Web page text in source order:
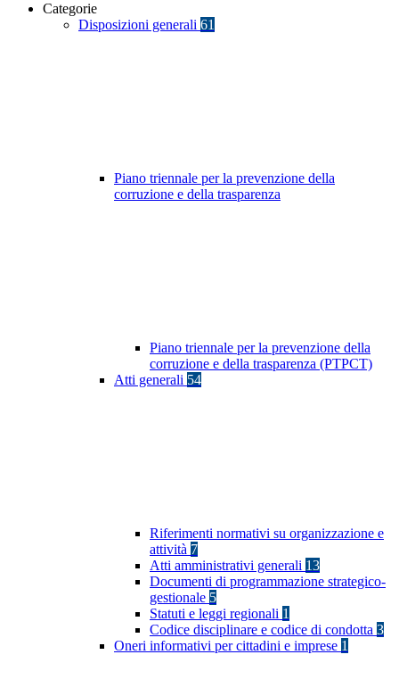
Categorie
Disposizioni generali 61
Piano triennale per la prevenzione della
corruzione e della trasparenza
Piano triennale per la prevenzione della
corruzione e della trasparenza (PTPCT)
Atti generali 54
Riferimenti normativi su organizzazione e
attività 7
Atti amministrativi generali 13
Documenti di programmazione strategico-
gestionale 5
Statuti e leggi regionali 1
Codice disciplinare e codice di condotta 3
Oneri informativi per cittadini e imprese 1